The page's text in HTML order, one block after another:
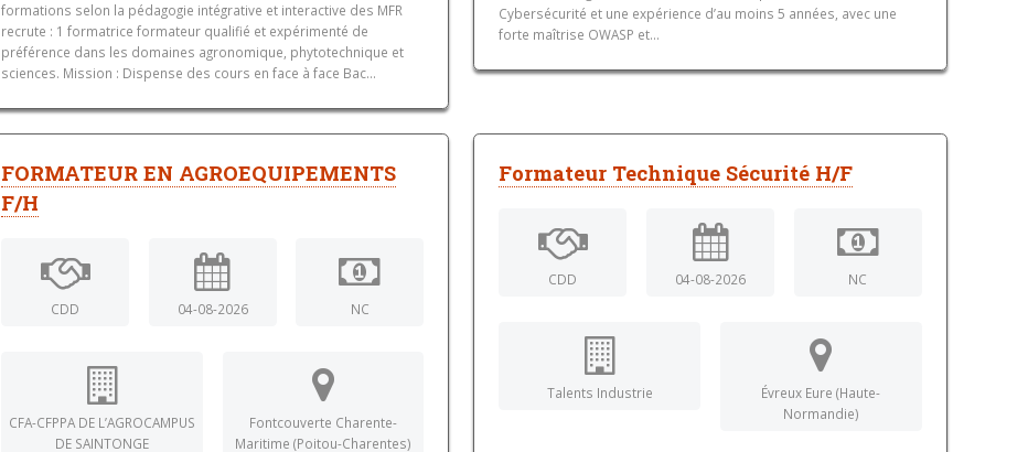
formations selon la pédagogie intégrative et interactive des MFR
recrute : 1 formatrice formateur qualifié et expérimenté de
préférence dans les domaines agronomique, phytotechnique et
sciences. Mission : Dispense des cours en face à face Bac...
Cybersécurité et une expérience d’au moins 5 années, avec une
forte maîtrise OWASP et...
FORMATEUR EN AGROEQUIPEMENTS
F/H
CDD 04-08-2026 NC
CFA-CFPPA DE L’AGROCAMPUS
DE SAINTONGE
Fontcouverte Charente-
Maritime (Poitou-Charentes)
Formateur Technique Sécurité H/F
CDD 04-08-2026 NC
Talents Industrie
Évreux Eure (Haute-
Normandie)